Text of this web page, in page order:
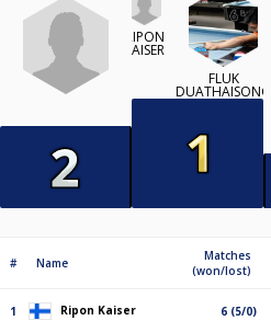
RIPON
KAISER
FLUK
DUATHAISONG
# Name
Matches
(won/lost)
1 Ripon Kaiser 6 (5/0)